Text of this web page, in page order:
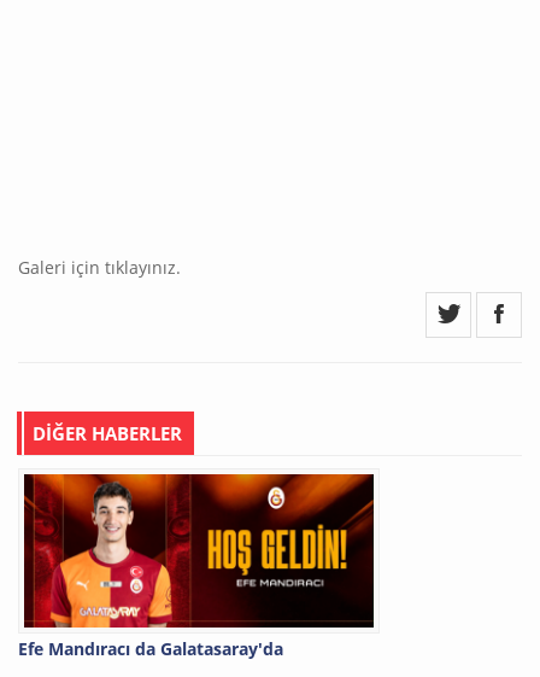
Galeri için tıklayınız.
DİĞER HABERLER
Efe Mandıracı da Galatasaray'da